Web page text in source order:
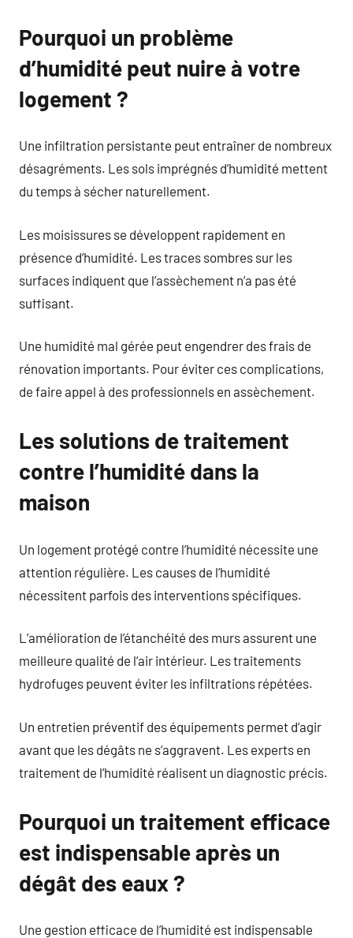
Pourquoi un problème
d’humidité peut nuire à votre
logement ?
Une infiltration persistante peut entraîner de nombreux
désagréments. Les sols imprégnés d’humidité mettent
du temps à sécher naturellement.
Les moisissures se développent rapidement en
présence d’humidité. Les traces sombres sur les
surfaces indiquent que l’assèchement n’a pas été
suffisant.
Une humidité mal gérée peut engendrer des frais de
rénovation importants. Pour éviter ces complications,
de faire appel à des professionnels en assèchement.
Les solutions de traitement
contre l’humidité dans la
maison
Un logement protégé contre l’humidité nécessite une
attention régulière. Les causes de l’humidité
nécessitent parfois des interventions spécifiques.
L’amélioration de l’étanchéité des murs assurent une
meilleure qualité de l’air intérieur. Les traitements
hydrofuges peuvent éviter les infiltrations répétées.
Un entretien préventif des équipements permet d’agir
avant que les dégâts ne s’aggravent. Les experts en
traitement de l’humidité réalisent un diagnostic précis.
Pourquoi un traitement efficace
est indispensable après un
dégât des eaux ?
Une gestion efficace de l’humidité est indispensable